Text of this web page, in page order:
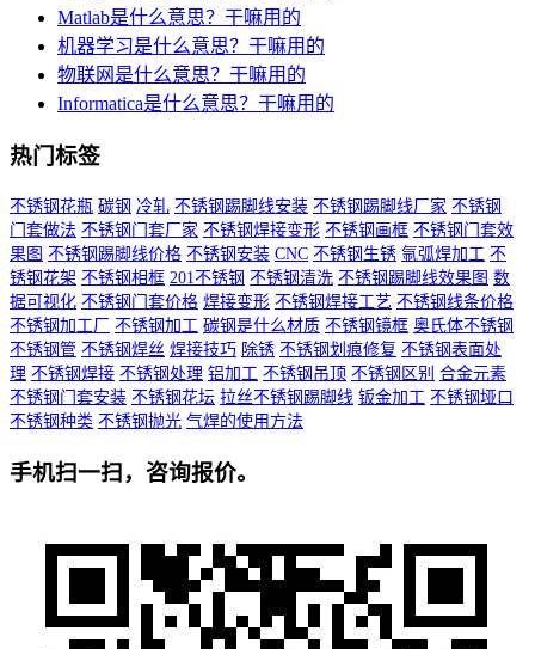
Matlab是什么意思？干嘛用的
机器学习是什么意思？干嘛用的
物联网是什么意思？干嘛用的
Informatica是什么意思？干嘛用的
热门标签
不锈钢花瓶 碳钢 冷轧 不锈钢踢脚线安装 不锈钢踢脚线厂家 不锈钢
门套做法 不锈钢门套厂家 不锈钢焊接变形 不锈钢画框 不锈钢门套效
果图 不锈钢踢脚线价格 不锈钢安装 CNC 不锈钢生锈 氩弧焊加工 不
锈钢花架 不锈钢相框 201不锈钢 不锈钢清洗 不锈钢踢脚线效果图 数
据可视化 不锈钢门套价格 焊接变形 不锈钢焊接工艺 不锈钢线条价格
不锈钢加工厂
不锈钢加工 碳钢是什么材质 不锈钢镜框 奥氏体不锈钢
不锈钢管 不锈钢焊丝 焊接技巧 除锈 不锈钢划痕修复 不锈钢表面处
理 不锈钢焊接 不锈钢处理 铝加工 不锈钢吊顶 不锈钢区别 合金元素
不锈钢门套安装 不锈钢花坛 拉丝不锈钢踢脚线 钣金加工 不锈钢垭口
不锈钢种类 不锈钢抛光 气焊的使用方法
手机扫一扫，咨询报价。